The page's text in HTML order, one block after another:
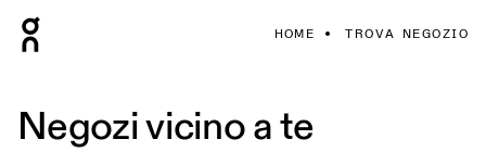
HOME TROVA NEGOZIO
Negozi vicino a te